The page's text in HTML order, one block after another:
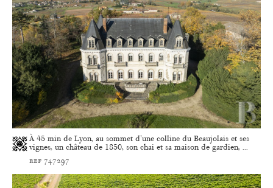
À 45 min de Lyon, au sommet d'une colline du Beaujolais et ses
vignes, un château de 1850, son chai et sa maison de gardien, ...
ref 747297